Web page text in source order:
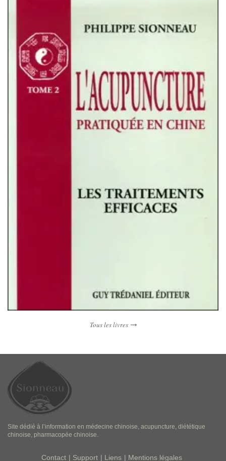
Tous les livres
Site dédié à l’information en médecine chinoise, acupuncture, diététique
chinoise, pharmacopée chinoise.
Contact Support Liens Mentions légales